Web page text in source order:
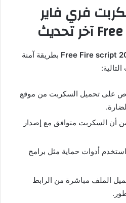
فري فاير
بطريقة آمنة
على تحميل السكربت من موقع
أن السكربت متوافق مع إصدار
أدوات حماية مثل برامج
الملف مباشرة من الرابط